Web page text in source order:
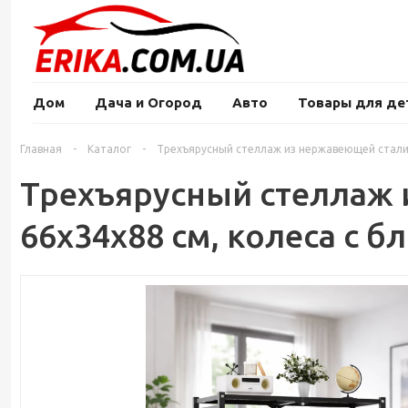
Дом Дача и Огород Авто Товары для
Главная - Каталог - Трехъярусный стеллаж из нержавеющей
Трехъярусный
66x34x88 см, колеса с